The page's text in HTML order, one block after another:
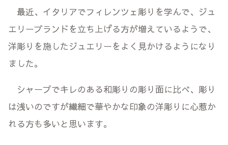
最近、イタリアでフィレンツェ彫りを学んで、ジュ
エリーブランドを立ち上げる方が増えているようで、
洋彫りを施したジュエリーをよく見かけるようになり
ました。
シャープでキレのある和彫りの彫り面に比べ、彫り
は浅いのですが繊細で華やかな印象の洋彫りに心惹か
れる方も多いと思います。